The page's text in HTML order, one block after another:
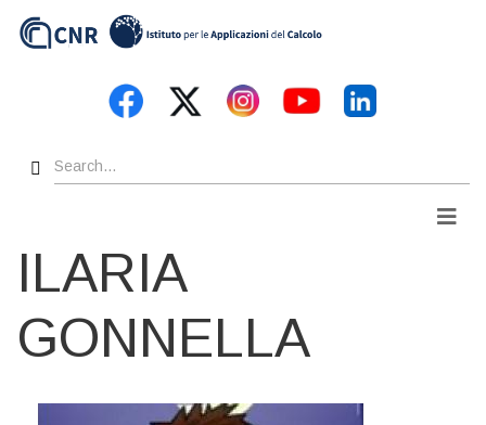
Search
ILARIA
GONNELLA